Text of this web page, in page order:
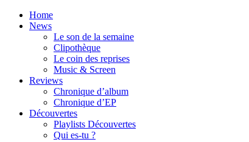
Home
News
Le son de la semaine
Clipothèque
Le coin des reprises
Music & Screen
Reviews
Chronique d’album
Chronique d’EP
Découvertes
Playlists Découvertes
Qui es-tu ?